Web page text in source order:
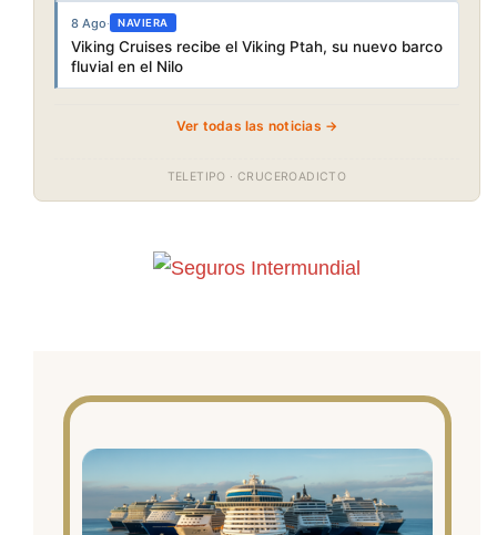
8 Ago· NAVIERA
Viking Cruises recibe el Viking Ptah, su nuevo barco
fluvial en el Nilo
Ver todas las noticias →
TELETIPO · CRUCEROADICTO